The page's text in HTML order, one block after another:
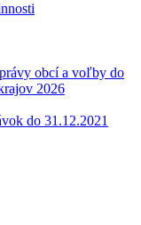
obcí a voľby do
2026
do 31.12.2021